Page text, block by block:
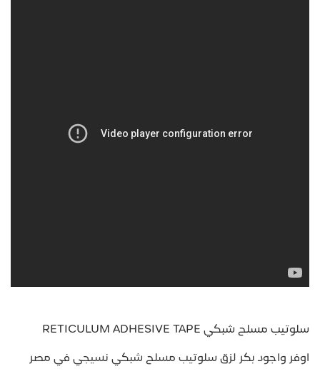
سلوتيب مسلح شبكي RETICULUM ADHESIVE TAPE
اوفر واجود بكر لزق سلوتيب مسلح شبكي نسيجي في مصر